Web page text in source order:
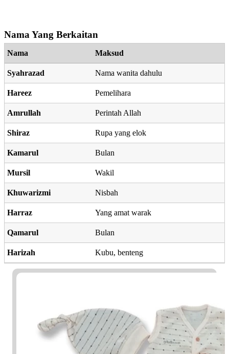
Nama Yang Berkaitan
Nama Maksud
Syahrazad Nama wanita dahulu
Hareez Pemelihara
Amrullah Perintah Allah
Shiraz Rupa yang elok
Kamarul Bulan
Mursil Wakil
Khuwarizmi Nisbah
Harraz Yang amat warak
Qamarul Bulan
Harizah Kubu, benteng